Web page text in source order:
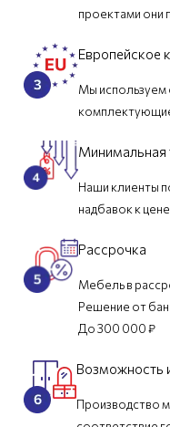
проектами
Европейское
Мы используем
Минимальная
Наши клиенты
надбавок к цене
Рассрочка
Мебель в
Решение от
До 300 000 ₽
Возможность
Производство